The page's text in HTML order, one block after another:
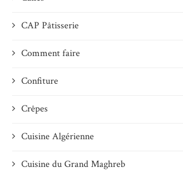
CAP Pâtisserie
Comment faire
Confiture
Crêpes
Cuisine Algérienne
Cuisine du Grand Maghreb